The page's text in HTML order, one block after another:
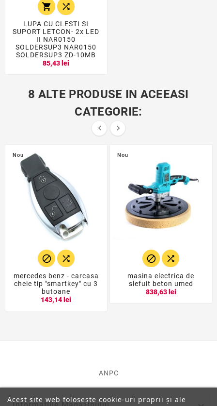
 
LUPA CU CLESTI SI
SUPORT LETCON- 2x LED
II NAR0150
SOLDERSUP3 NAR0150
SOLDERSUP3 ZD-10MB
85,43 lei
8 ALTE PRODUSE IN ACEEASI
CATEGORIE:
 
Nou
 
mercedes benz - carcasa
cheie tip "smartkey" cu 3
butoane
143,14 lei
Nou
 
masina electrica de
slefuit beton umed
838,63 lei
ANPC
Acest site web folosește cookie-uri proprii și ale